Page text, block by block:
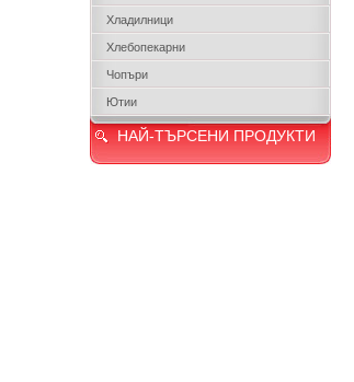
Хладилници
Хлебопекарни
Чопъри
Ютии
НАЙ-ТЪРСЕНИ ПРОДУКТИ